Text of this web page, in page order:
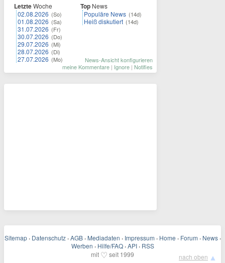
LetzteWoche
02.08.2026 (So)
01.08.2026 (Sa)
31.07.2026 (Fr)
30.07.2026 (Do)
29.07.2026 (Mi)
28.07.2026 (Di)
27.07.2026 (Mo)
Top News
Populäre News (14d)
Heiß diskutiert (14d)
News-Ansicht konfigurieren
meine Kommentare | Ignore | Notifies
Sitemap · Datenschutz · AGB · Mediadaten · Impressum · Home · Forum · News ·
Werben · Hilfe/FAQ · API · RSS
mit ♡ seit 1999 nach oben ▲